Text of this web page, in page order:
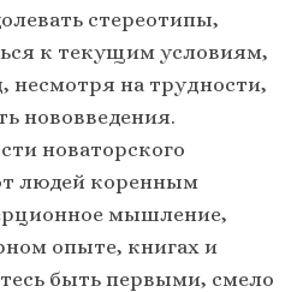
стереотипы,
к текущим условиям,
несмотря на трудности,
нововведения.
новаторского
людей коренным
мышление,
опыте, книгах и
быть первыми, смело